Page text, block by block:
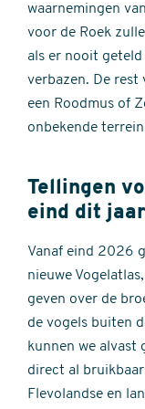
waarnemingen
voor de Roek
als er nooit
verbazen. De rest
een Roodmus of
onbekende
Tellingen
eind dit jaar
Vanaf eind 2026
nieuwe
geven over de
de vogels buiten
kunnen we alvast
direct al
Flevolandse en